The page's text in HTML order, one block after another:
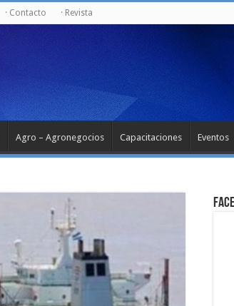
· Contacto · Revista
Agro – Agronegocios Capacitaciones Eventos